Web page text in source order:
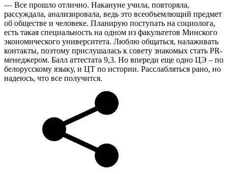
— Все прошло отлично. Накануне учила, повторяла,
рассуждала, анализировала, ведь это всеобъемлющий предмет
об обществе и человеке. Планирую поступать на социолога,
есть такая специальность на одном из факультетов Минского
экономического университета. Люблю общаться, налаживать
контакты, поэтому прислушалась к совету знакомых стать PR-
менеджером. Балл аттестата 9,3. Но впереди еще одно ЦЭ – по
белорусскому языку, и ЦТ по истории. Расслабляться рано, но
надеюсь, что все получится.